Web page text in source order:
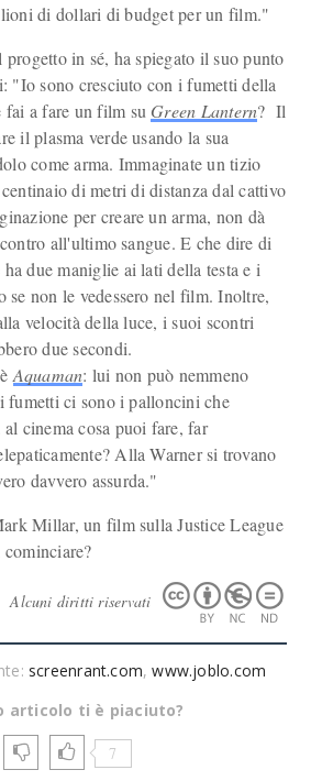
di dollari di budget per un film."
in sé, ha spiegato il suo punto
"Io sono cresciuto con i fumetti della
a fare un film su Green Lantern? Il
il plasma verde usando la sua
come arma. Immaginate un tizio
di metri di distanza dal cattivo
per creare un arma, non dà
all'ultimo sangue. E che dire di
due maniglie ai lati della testa e i
se non le vedessero nel film. Inoltre,
velocità della luce, i suoi scontri
due secondi.
Aquaman: lui non può nemmeno
fumetti ci sono i palloncini che
cinema cosa puoi fare, far
Alla Warner si trovano
davvero assurda."
Millar, un film sulla Justice League
Alcuni diritti riservati
screenrant.com,www.joblo.com
articolo ti è piaciuto?
7